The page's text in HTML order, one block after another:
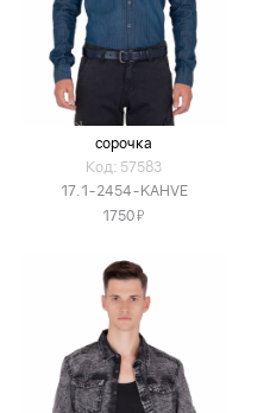
сорочка
Код: 57583
17.1-2454-KAHVE
1750Я